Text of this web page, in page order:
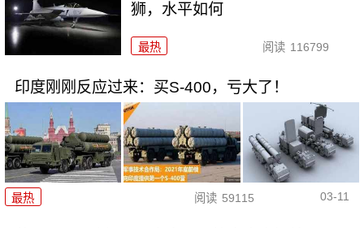
狮，水平如何
最热 阅读 116799
印度刚刚反应过来：买S-400，亏大了！
最热 阅读 59115 03-11